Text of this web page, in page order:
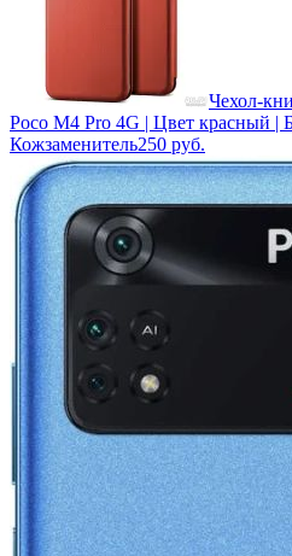
Чехол-
Poco M4 Pro 4G | Цвет красный |
Кожзаменитель250 руб.